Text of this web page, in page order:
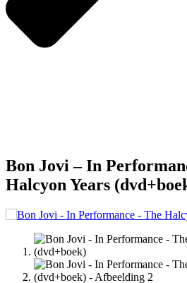
Bon Jovi – In
Halcyon Years